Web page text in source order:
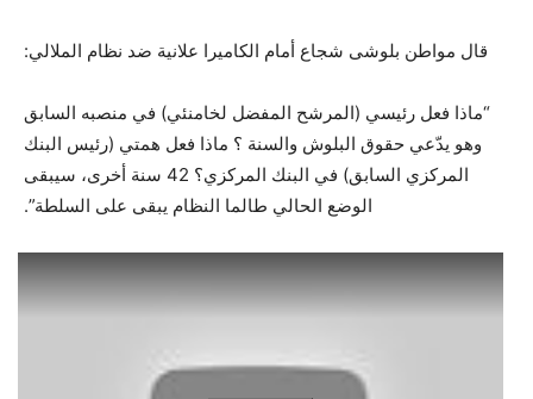
قال مواطن بلوشى شجاع أمام الكاميرا علانية ضد نظام الملالي:
“ماذا فعل رئيسي (المرشح المفضل لخامنئي) في منصبه السابق
وهو يدّعي حقوق البلوش والسنة ؟ ماذا فعل همتي (رئيس البنك
المركزي السابق) في البنك المركزي؟ 42 سنة أخرى، سيبقى
الوضع الحالي طالما النظام يبقى على السلطة”.